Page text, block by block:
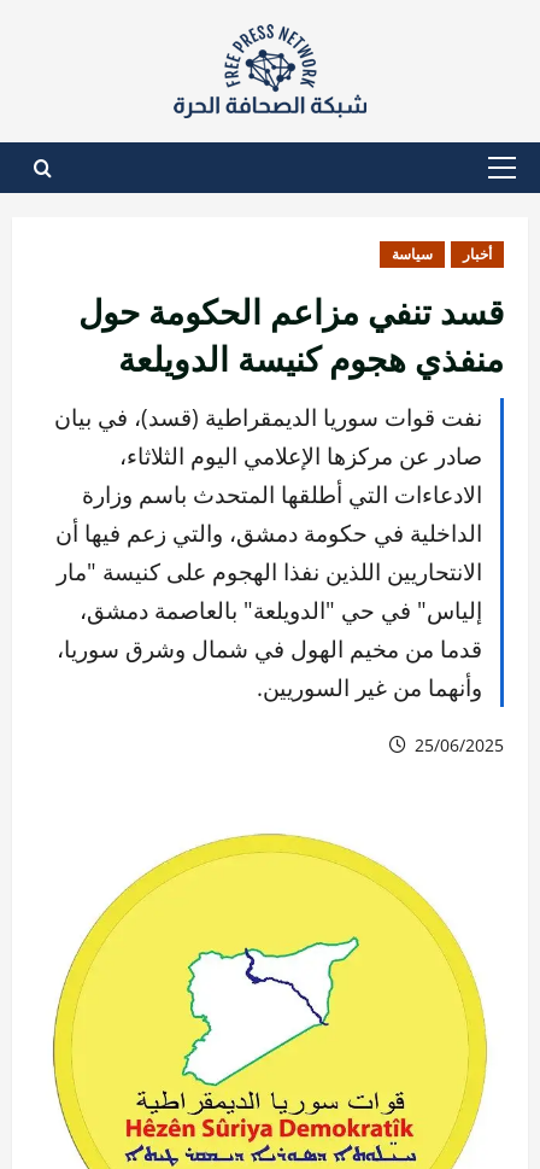
القائمة
أخبار سياسة
قسد تنفي مزاعم الحكومة حول
منفذي هجوم كنيسة الدويلعة
نفت قوات سوريا الديمقراطية (قسد)، في بيان
صادر عن مركزها الإعلامي اليوم الثلاثاء،
الادعاءات التي أطلقها المتحدث باسم وزارة
الداخلية في حكومة دمشق، والتي زعم فيها أن
الانتحاريين اللذين نفذا الهجوم على كنيسة "مار
إلياس" في حي "الدويلعة" بالعاصمة دمشق،
قدما من مخيم الهول في شمال وشرق سوريا،
وأنهما من غير السوريين.
25/06/2025